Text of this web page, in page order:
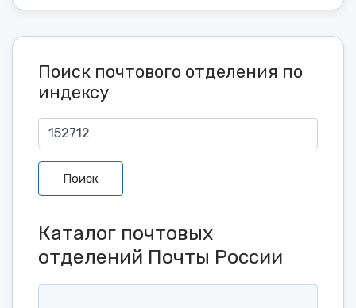
Поиск почтового отделения по
индексу
Поиск
Каталог почтовых
отделений Почты России